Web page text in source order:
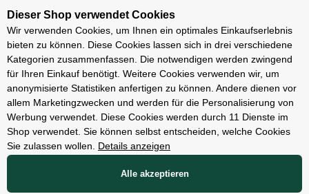
Unsere Filialen
Dieser Shop verwendet Cookies
Wir verwenden Cookies, um Ihnen ein optimales Einkaufserlebnis
bieten zu können. Diese Cookies lassen sich in drei verschiedene
Kategorien zusammenfassen. Die notwendigen werden zwingend
für Ihren Einkauf benötigt. Weitere Cookies verwenden wir, um
anonymisierte Statistiken anfertigen zu können. Andere dienen vor
allem Marketingzwecken und werden für die Personalisierung von
Werbung verwendet. Diese Cookies werden durch 11 Dienste im
Shop verwendet. Sie können selbst entscheiden, welche Cookies
Sie zulassen wollen.
Details anzeigen
Alle akzeptieren